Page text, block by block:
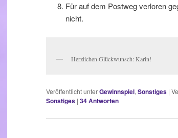
Für auf dem Postweg verloren
nicht.
Herzlichen Glückwunsch: Karin!
Veröffentlicht unterGewinnspiel, Sonstiges |
Sonstiges | 34Antworten